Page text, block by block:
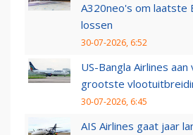
A320neo's om laatste
lossen
30-07-2026, 6:52
US-Bangla Airlines
grootste
30-07-2026, 6:45
AIS Airlines gaat jaar